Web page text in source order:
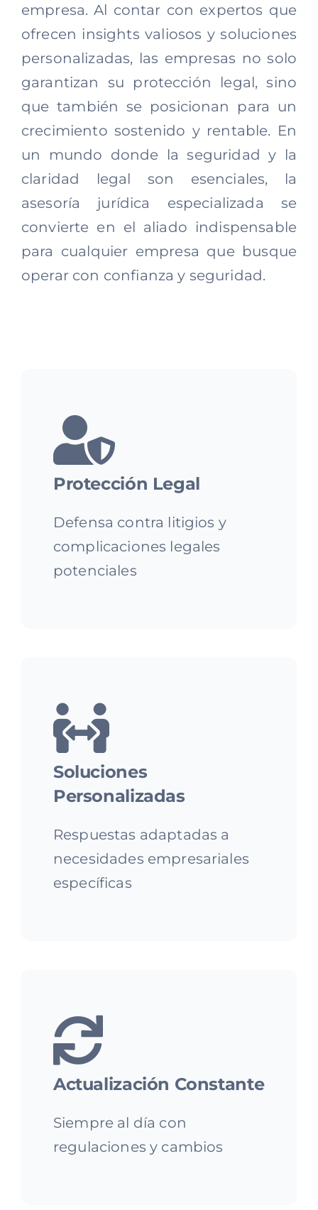
empresa. Al contar con expertos que
ofrecen insights valiosos y soluciones
personalizadas, las empresas no solo
garantizan su protección legal, sino
que también se posicionan para un
crecimiento sostenido y rentable. En
un mundo donde la seguridad y la
claridad legal son esenciales, la
asesoría jurídica especializada se
convierte en el aliado indispensable
para cualquier empresa que busque
operar con confianza y seguridad.
Protección Legal
Defensa contra litigios y
complicaciones legales
potenciales
Soluciones
Personalizadas
Respuestas adaptadas a
necesidades empresariales
específicas
Actualización Constante
Siempre al día con
regulaciones y cambios